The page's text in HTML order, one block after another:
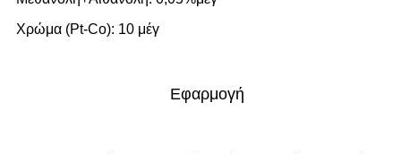
Χρώμα (Pt-Co): 10 μέγ
Εφαρμογή